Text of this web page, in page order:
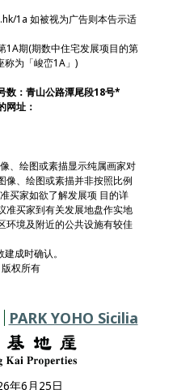
1a 如被视为广告则本告示适
1A期(期数中住宅发展项目的第
为「峻峦1A」)
数：青山公路潭尾段18号*
网址：
、绘图或素描显示纯属画家对
像、绘图或素描并非按照比例
买家如欲了解发展项 目的详
准买家到有关发展地盘作实地
环境及附近的公共设施有较佳
成时确认。
权所有
PARK YOHO Sicilia
年6月25日